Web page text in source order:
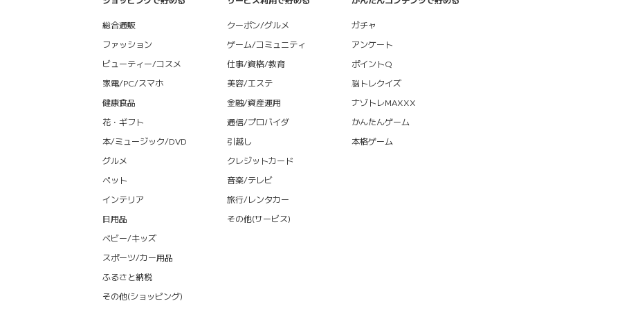
総合通販
ファッション
ビューティー/コスメ
家電/PC/スマホ
健康食品
花・ギフト
本/ミュージック/DVD
グルメ
ペット
インテリア
日用品
ベビー/キッズ
スポーツ/カー用品
ふるさと納税
その他(ショッピング)
クーポン/グルメ
ゲーム/コミュニティ
仕事/資格/教育
美容/エステ
金融/資産運用
通信/プロバイダ
引越し
クレジットカード
音楽/テレビ
旅行/レンタカー
その他(サービス)
ガチャ
アンケート
ポイントQ
脳トレクイズ
ナゾトレMAXXX
かんたんゲーム
本格ゲーム